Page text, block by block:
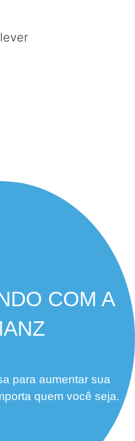
COM A
para aumentar sua
quem você seja.